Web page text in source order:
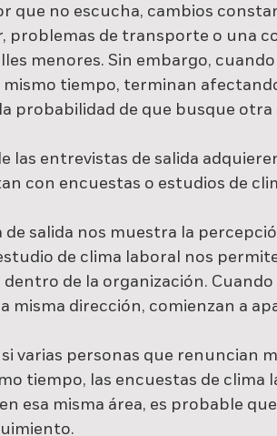
que no escucha, cambios
problemas de transporte o una
menores. Sin embargo,
tiempo, terminan
probabilidad de que busque
las entrevistas de salida
con encuestas o estudios de
de salida nos muestra la
de clima laboral nos
de la organización.
misma dirección, comienzan a
varias personas que renuncian
tiempo, las encuestas de
esa misma área, es probable